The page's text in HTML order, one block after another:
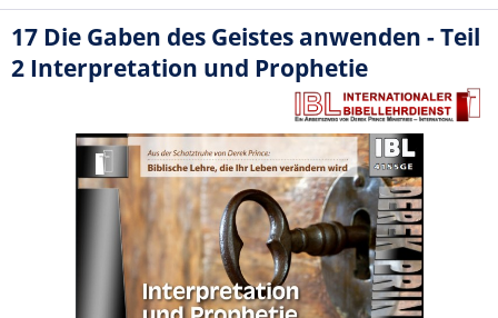
17 Die Gaben des Geistes anwenden - Teil
2 Interpretation und Prophetie